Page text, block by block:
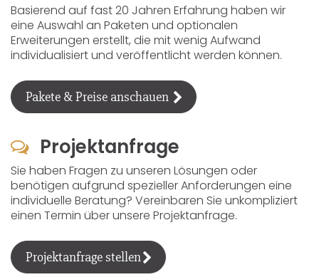
Basierend auf fast 20 Jahren Erfahrung haben wir
eine Auswahl an Paketen und optionalen
Erweiterungen erstellt, die mit wenig Aufwand
individualisiert und veröffentlicht werden können.
Pakete & Preise anschauen
Projektanfrage
Sie haben Fragen zu unseren Lösungen oder
benötigen aufgrund spezieller Anforderungen eine
individuelle Beratung? Vereinbaren Sie unkompliziert
einen Termin über unsere Projektanfrage.
Projektanfrage stellen